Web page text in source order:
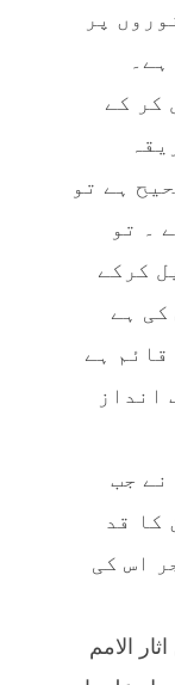
پر
کر کے
ہے تو
۔ تو
کرکے
کی ہے
قائم ہے
انداز
نے جب
کا قد
اس کی
الامم